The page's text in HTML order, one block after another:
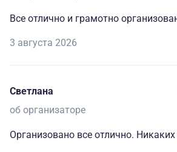
Все отлично и грамотно
3 августа 2026
Светлана
об организаторе
Организовано все отлично.